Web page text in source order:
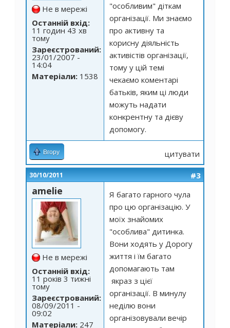
Не в мережі
Останній вхід:
11 годин 43 хв
тому
Зареєстрований:
23/01/2007 -
14:04
Матеріали: 1538
"особливим" діткам
організації. Ми знаємо
про активну та
корисну діяльність
активістів організації,
тому у цій темі
чекаємо коментарі
батьків, яким ці люди
можуть надати
конкрентну та дієву
допомогу.
Вгору цитувати
30/10/2011 #3
amelie
Не в мережі
Останній вхід:
11 років 3 тижні
тому
Зареєстрований:
08/09/2011 -
09:02
Матеріали: 247
Я багато гарного чула
про цю організацію. У
моїх знайомих
"особлива" дитинка.
Вони ходять у Дорогу
життя і їм багато
допомагають там
якраз з цієї
організації. В минулу
неділю вони
організовували вечір